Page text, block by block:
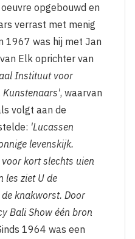
opgebouwd en
verrast met menig
1967 was hij met Jan
Elk oprichter van
Instituut voor
Kunstenaars', waarvan
volgt aan de
'Lucassen
levenskijk.
kort slechts uien
les ziet U de
knakworst. Door
Bali Show één bron
1964 was een